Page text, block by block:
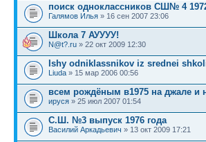
поиск одноклассников СШ№ 4
Галямов Илья » 16 сен 2007 23:06
Школа 7 АУУУУ!
N@t?.ru » 22 окт 2009 12:30
Ishy odniklassnikov iz srednei
Liuda » 15 мар 2006 00:56
всем рождёным в1975 на джале и
ируся » 25 июл 2007 01:54
С.Ш. №3 выпуск 1976 года
Василий Аркадьевич » 13 окт 2009 17:21